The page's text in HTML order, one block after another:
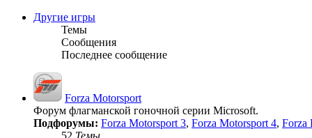
Другие игры
Темы
Сообщения
Последнее сообщение
Forza Motorsport
Форум флагманской гоночной серии Microsoft.
Подфорумы: Forza Motorsport 3, Forza Motorsport 4, Forza
52 Темы